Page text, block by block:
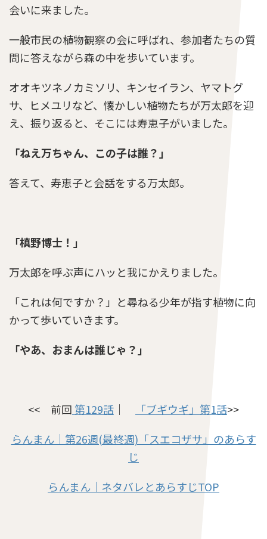
会いに来ました。
一般市民の植物観察の会に呼ばれ、参加者たちの質
問に答えながら森の中を歩いています。
オオキツネノカミソリ、キンセイラン、ヤマトグ
サ、ヒメユリなど、懐かしい植物たちが万太郎を迎
え、振り返ると、そこには寿恵子がいました。
「ねえ万ちゃん、この子は誰？」
答えて、寿恵子と会話をする万太郎。
「槙野博士！」
万太郎を呼ぶ声にハッと我にかえりました。
「これは何ですか？」と尋ねる少年が指す植物に向
かって歩いていきます。
「やあ、おまんは誰じゃ？」
<< 前回 第129話 ｜ 「ブギウギ」第1話>>
らんまん｜第26週(最終週)「スエコザサ」のあらす
じ
らんまん｜ネタバレとあらすじTOP